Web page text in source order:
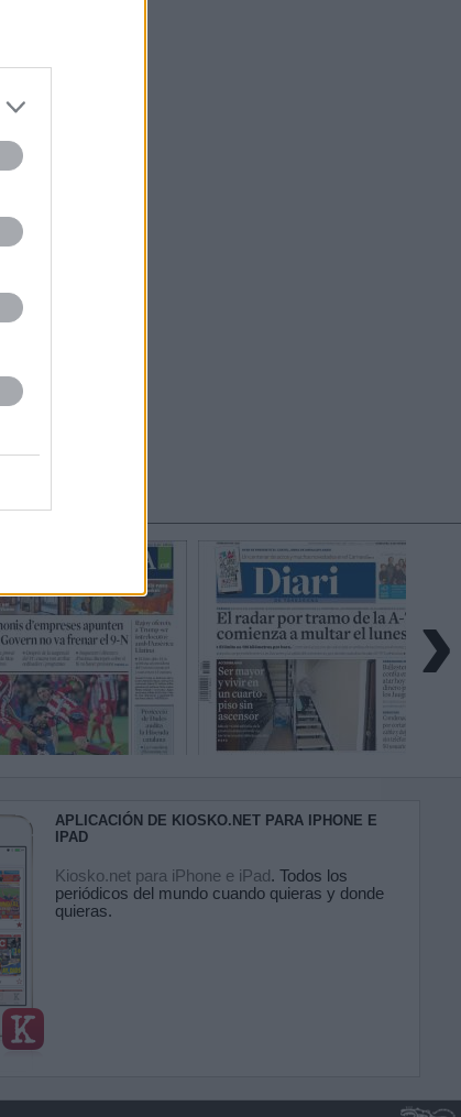
›
APLICACIÓN DE KIOSKO.NET PARA IPHONE E
IPAD
Kiosko.net para iPhone e iPad. Todos los
periódicos del mundo cuando quieras y donde
quieras.